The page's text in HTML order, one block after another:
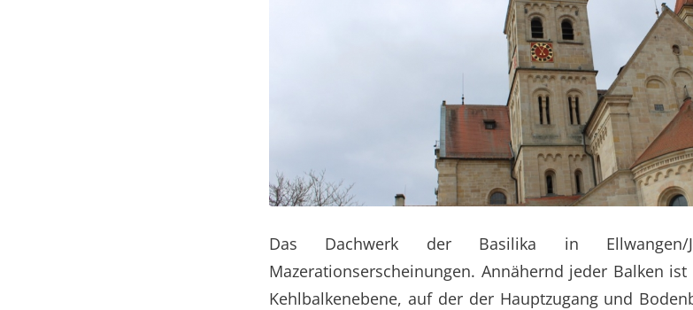
Das Dachwerk der Basilika in
Mazerationserscheinungen. Annähernd jeder Balken
Kehlbalkenebene, auf der der Hauptzugang und